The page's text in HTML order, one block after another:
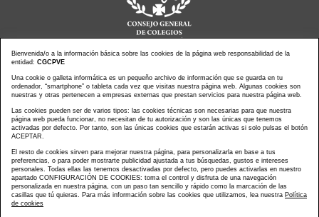
Noticias actualidad
Agenda de Actos
Revistas
PressClip
Multimedias
Contacto
Aviso Legal
Política Privacidad
Política Cookies
Copyright © CONSEJO GENERAL DE COLEGIOS DE LA
Bienvenida/o a la información básica sobre las cookies de la página web responsabilidad de la
entidad: CGCPVE
Una cookie o galleta informática es un pequeño archivo de información que se guarda en tu
ordenador, “smartphone” o tableta cada vez que visitas nuestra página web. Algunas cookies son
nuestras y otras pertenecen a empresas externas que prestan servicios para nuestra página web.
Las cookies pueden ser de varios tipos: las cookies técnicas son necesarias para que nuestra
página web pueda funcionar, no necesitan de tu autorización y son las únicas que tenemos
activadas por defecto. Por tanto, son las únicas cookies que estarán activas si solo pulsas el botón
ACEPTAR.
El resto de cookies sirven para mejorar nuestra página, para personalizarla en base a tus
preferencias, o para poder mostrarte publicidad ajustada a tus búsquedas, gustos e intereses
personales. Todas ellas las tenemos desactivadas por defecto, pero puedes activarlas en nuestro
apartado CONFIGURACIÓN DE COOKIES: toma el control y disfruta de una navegación
personalizada en nuestra página, con un paso tan sencillo y rápido como la marcación de las
casillas que tú quieras. Para más información sobre las cookies que utilizamos, lea nuestra Política
de cookies